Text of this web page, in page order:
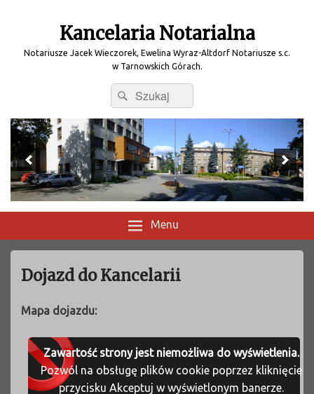
Kancelaria Notarialna
Notariusze Jacek Wieczorek, Ewelina Wyraz-Altdorf Notariusze s.c.
w Tarnowskich Górach.
Search
for:
Search
Menu
Dojazd do Kancelarii
Mapa dojazdu:
Zawartość strony jest niemożliwa do wyświetlenia.
Pozwól na obsługę plików cookie poprzez kliknięcie
przycisku Akceptuj w wyświetlonym banerze.